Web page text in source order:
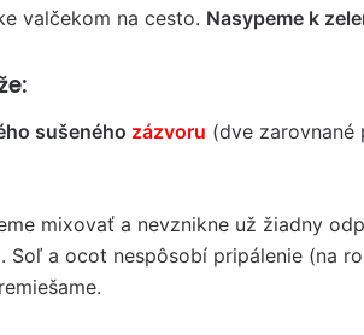
valčekom na cesto. Nasypeme k
sušeného zázvoru (dve zarovnané
mixovať a nevznikne už žiadny
Soľ a ocot nespôsobí pripálenie (na